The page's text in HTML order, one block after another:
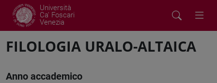
Università
Ca' Foscari
Venezia
FILOLOGIA URALO-ALTAICA
Anno accademico